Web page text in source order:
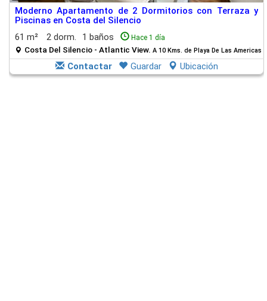
Moderno Apartamento de 2 Dormitorios con Terraza y
Piscinas en Costa del Silencio
61 m²
2 dorm. 1 baños Hace 1 día
Costa Del Silencio - Atlantic View. A 10 Kms. de Playa De Las Americas
Contactar Guardar Ubicación